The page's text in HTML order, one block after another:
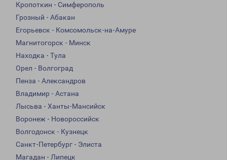
Кропоткин - Симферополь
Грозный - Абакан
Егорьевск - Комсомольск-на-Амуре
Магнитогорск - Минск
Находка - Тула
Орел - Волгоград
Пенза - Александров
Владимир - Астана
Лысьва - Ханты-Мансийск
Воронеж - Новороссийск
Волгодонск - Кузнецк
Санкт-Петербург - Элиста
Магадан - Липецк